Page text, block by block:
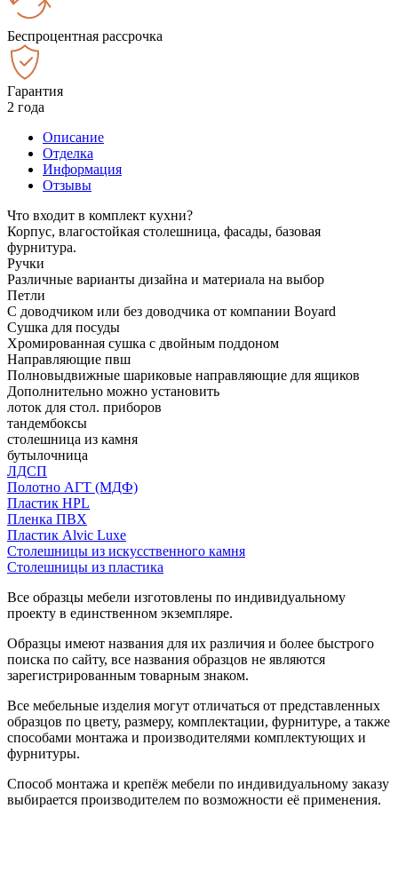
Беспроцентная рассрочка
Гарантия
2 года
Описание
Отделка
Информация
Отзывы
Что входит в комплект кухни?
Корпус, влагостойкая столешница, фасады, базовая
фурнитура.
Ручки
Различные варианты дизайна и материала на выбор
Петли
С доводчиком или без доводчика от компании Boyard
Сушка для посуды
Хромированная сушка с двойным поддоном
Направляющие пвш
Полновыдвижные шариковые направляющие для ящиков
Дополнительно можно установить
лоток для стол. приборов
тандембоксы
столешница из камня
бутылочница
ЛДСП
Полотно АГТ (МДФ)
Пластик HPL
Пленка ПВХ
Пластик Alvic Luxe
Столешницы из искусственного камня
Столешницы из пластика
Все образцы мебели изготовлены по индивидуальному
проекту в единственном экземпляре.
Образцы имеют названия для их различия и более быстрого
поиска по сайту, все названия образцов не являются
зарегистрированным товарным знаком.
Все мебельные изделия могут отличаться от представленных
образцов по цвету, размеру, комплектации, фурнитуре, а также
способами монтажа и производителями комплектующих и
фурнитуры.
Способ монтажа и крепёж мебели по индивидуальному заказу
выбирается производителем по возможности её применения.